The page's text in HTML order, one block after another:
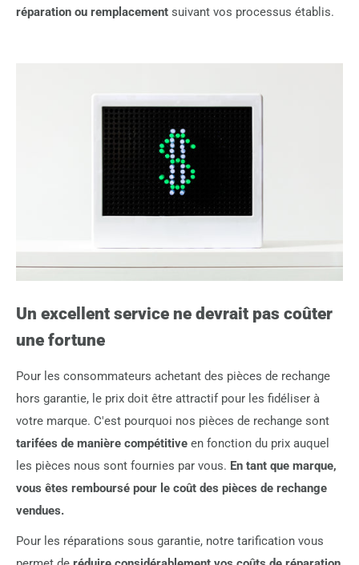
réparation ou remplacement suivant vos processus établis.
Un excellent service ne devrait pas coûter
une fortune
Pour les consommateurs achetant des pièces de rechange
hors garantie, le prix doit être attractif pour les fidéliser à
votre marque. C'est pourquoi nos pièces de rechange sont
tarifées de manière compétitive en fonction du prix auquel
les pièces nous sont fournies par vous. En tant que marque,
vous êtes remboursé pour le coût des pièces de rechange
vendues.
Pour les réparations sous garantie, notre tarification vous